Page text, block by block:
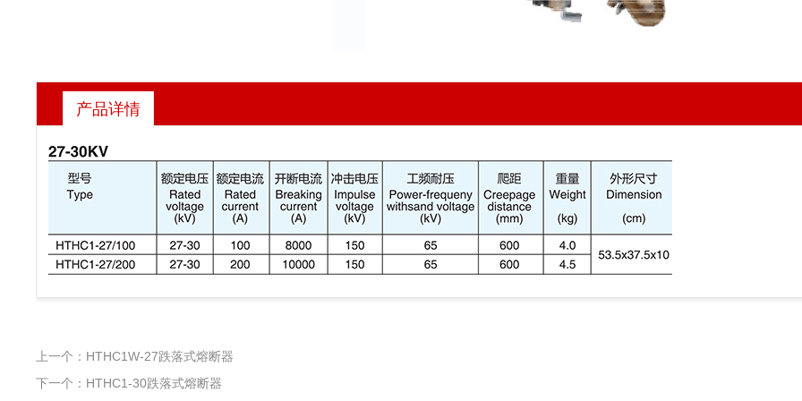
产品详情
上一个：HTHC1W-27跌落式熔断器
下一个：HTHC1-30跌落式熔断器